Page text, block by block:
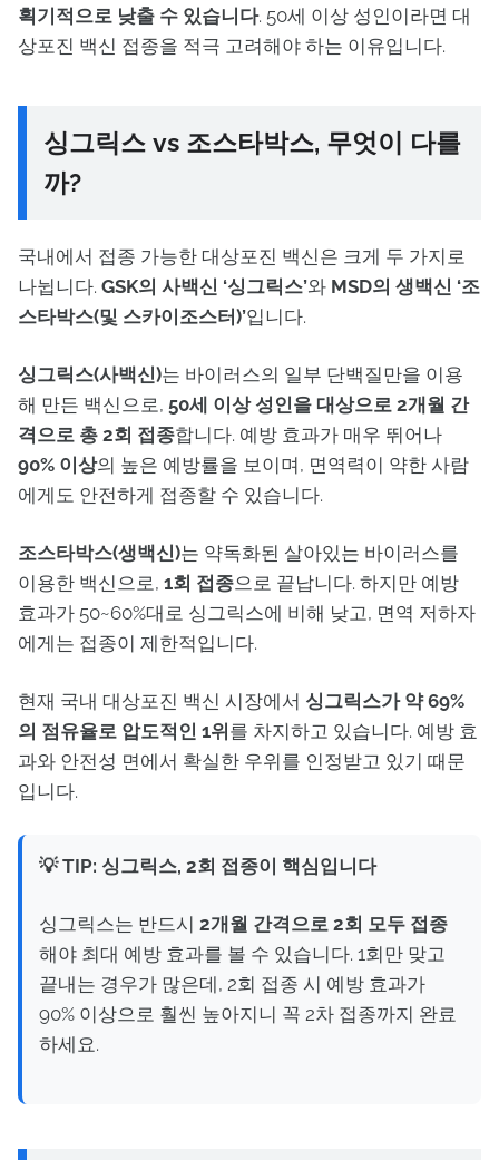
획기적으로 낮출 수 있습니다. 50세 이상 성인이라면 대
상포진 백신 접종을 적극 고려해야 하는 이유입니다.
싱그릭스 vs 조스타박스, 무엇이 다를
까?
국내에서 접종 가능한 대상포진 백신은 크게 두 가지로
나뉩니다. GSK의 사백신 ‘싱그릭스’와 MSD의 생백신 ‘조
스타박스(및 스카이조스터)’입니다.
싱그릭스(사백신)는 바이러스의 일부 단백질만을 이용
해 만든 백신으로, 50세 이상 성인을 대상으로 2개월 간
격으로 총 2회 접종합니다. 예방 효과가 매우 뛰어나
90% 이상의 높은 예방률을 보이며, 면역력이 약한 사람
에게도 안전하게 접종할 수 있습니다.
조스타박스(생백신)는 약독화된 살아있는 바이러스를
이용한 백신으로, 1회 접종으로 끝납니다. 하지만 예방
효과가 50~60%대로 싱그릭스에 비해 낮고, 면역 저하자
에게는 접종이 제한적입니다.
현재 국내 대상포진 백신 시장에서 싱그릭스가 약 69%
의 점유율로 압도적인 1위 를 차지하고 있습니다. 예방 효
과와 안전성 면에서 확실한 우위를 인정받고 있기 때문
입니다.
💡 TIP: 싱그릭스, 2회 접종이 핵심입니다
싱그릭스는 반드시 2개월 간격으로 2회 모두 접종
해야 최대 예방 효과를 볼 수 있습니다. 1회만 맞고
끝내는 경우가 많은데, 2회 접종 시 예방 효과가
90% 이상으로 훨씬 높아지니 꼭 2차 접종까지 완료
하세요.